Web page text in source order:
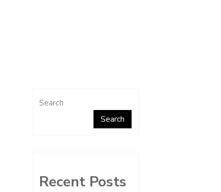
Search
Search
Recent Posts